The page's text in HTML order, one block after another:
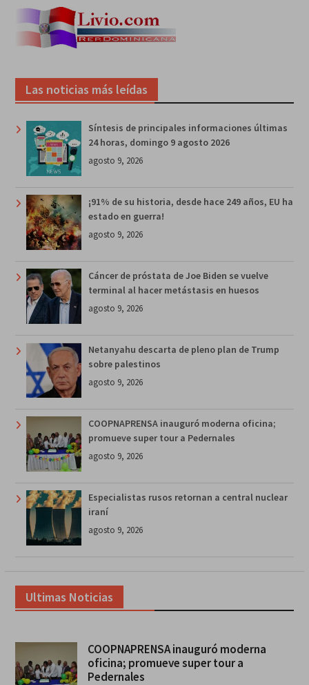
Las noticias más leídas
Síntesis de principales informaciones últimas
24 horas, domingo 9 agosto 2026
agosto 9, 2026
¡91% de su historia, desde hace 249 años, EU ha
estado en guerra!
agosto 9, 2026
Cáncer de próstata de Joe Biden se vuelve
terminal al hacer metástasis en huesos
agosto 9, 2026
Netanyahu descarta de pleno plan de Trump
sobre palestinos
agosto 9, 2026
COOPNAPRENSA inauguró moderna oficina;
promueve super tour a Pedernales
agosto 9, 2026
Especialistas rusos retornan a central nuclear
iraní
agosto 9, 2026
Ultimas Noticias
COOPNAPRENSA inauguró moderna
oficina; promueve super tour a
Pedernales